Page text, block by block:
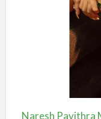
Naresh Pavithra